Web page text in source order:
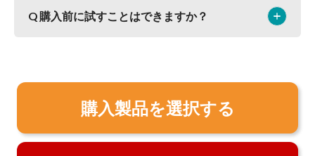
い。
インストールに関する問い合わせもESETサポートセ
Q購入前に試すことはできますか？ add
remove
購入製品を選択する